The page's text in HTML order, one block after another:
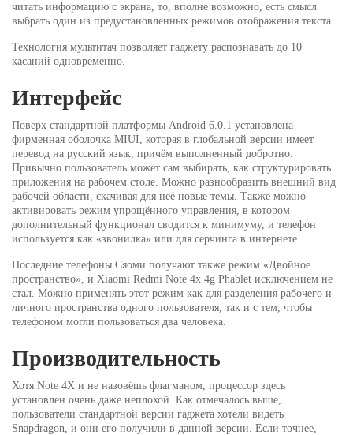
читать информацию с экрана, то, вполне возможно, есть смысл
выбрать один из предустановленных режимов отображения текста.
Технология мультитач позволяет гаджету распознавать до 10
касаний одновременно.
Интерфейс
Поверх стандартной платформы Android 6.0.1 установлена
фирменная оболочка MIUI, которая в глобальной версии имеет
перевод на русский язык, причём выполненный добротно.
Привычно пользователь может сам выбирать, как структурировать
приложения на рабочем столе. Можно разнообразить внешний вид
рабочей области, скачивая для неё новые темы. Также можно
активировать режим упрощённого управления, в котором
дополнительный функционал сводится к минимуму, и телефон
используется как «звонилка» или для серчинга в интернете.
Последние телефоны Сяоми получают также режим «Двойное
пространство», и Xiaomi Redmi Note 4x 4g Phablet исключением не
стал. Можно применять этот режим как для разделения рабочего и
личного пространства одного пользователя, так и с тем, чтобы
телефоном могли пользоваться два человека.
Производительность
Хотя Note 4X и не назовёшь флагманом, процессор здесь
установлен очень даже неплохой. Как отмечалось выше,
пользователи стандартной версии гаджета хотели видеть
Snapdragon, и они его получили в данной версии. Если точнее,